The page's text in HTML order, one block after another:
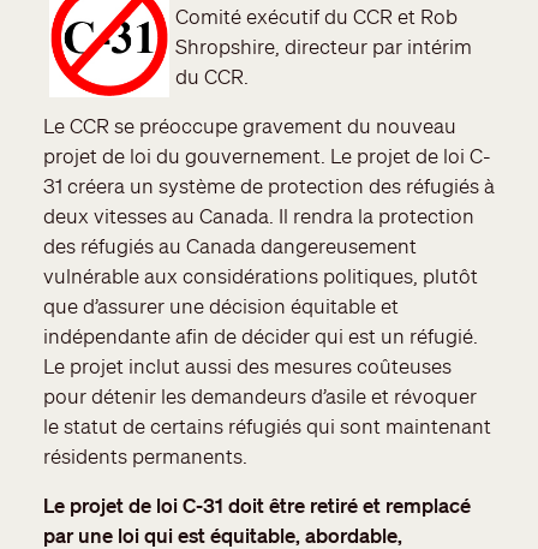
Comité exécutif du CCR et Rob
Shropshire, directeur par intérim
du CCR.
Le CCR se préoccupe gravement du nouveau
projet de loi du gouvernement. Le projet de loi C-
31 créera un système de protection des réfugiés à
deux vitesses au Canada. Il rendra la protection
des réfugiés au Canada dangereusement
vulnérable aux considérations politiques, plutôt
que d’assurer une décision équitable et
indépendante afin de décider qui est un réfugié.
Le projet inclut aussi des mesures coûteuses
pour détenir les demandeurs d’asile et révoquer
le statut de certains réfugiés qui sont maintenant
résidents permanents.
Le projet de loi C-31 doit être retiré et remplacé
par une loi qui est équitable, abordable,